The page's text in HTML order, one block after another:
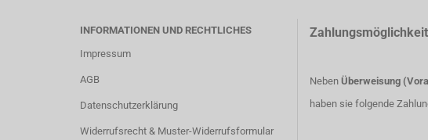
INFORMATIONEN UND RECHTLICHES
Impressum
AGB
Datenschutzerklärung
Widerrufsrecht & Muster-Widerrufsformular
NebenÜberweisung
haben sie folgende